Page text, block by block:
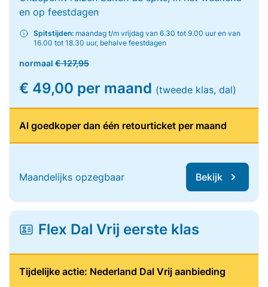
en op feestdagen
Spitstijden: maandag t/m vrijdag van 6.30 tot 9.00 uur en van
16.00 tot 18.30 uur, behalve feestdagen
normaal € 127,95
€ 49,00 per maand (tweede klas, dal)
Al goedkoper dan één retourticket per maand
Maandelijks opzegbaar Bekijk
Flex Dal Vrij eerste klas
Tijdelijke actie: Nederland Dal Vrij aanbieding